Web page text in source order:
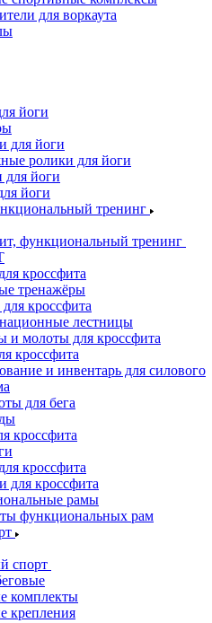
для воркаута
йоги
для йоги
ролики для йоги
йоги
йоги
тренинг
функциональный тренинг
кроссфита
тренажёры
кроссфита
лестницы
и молоты для кроссфита
кроссфита
и инвентарь для силового
для бега
кроссфита
кроссфита
для кроссфита
рамы
функциональных рам
спорт
комплекты
крепления